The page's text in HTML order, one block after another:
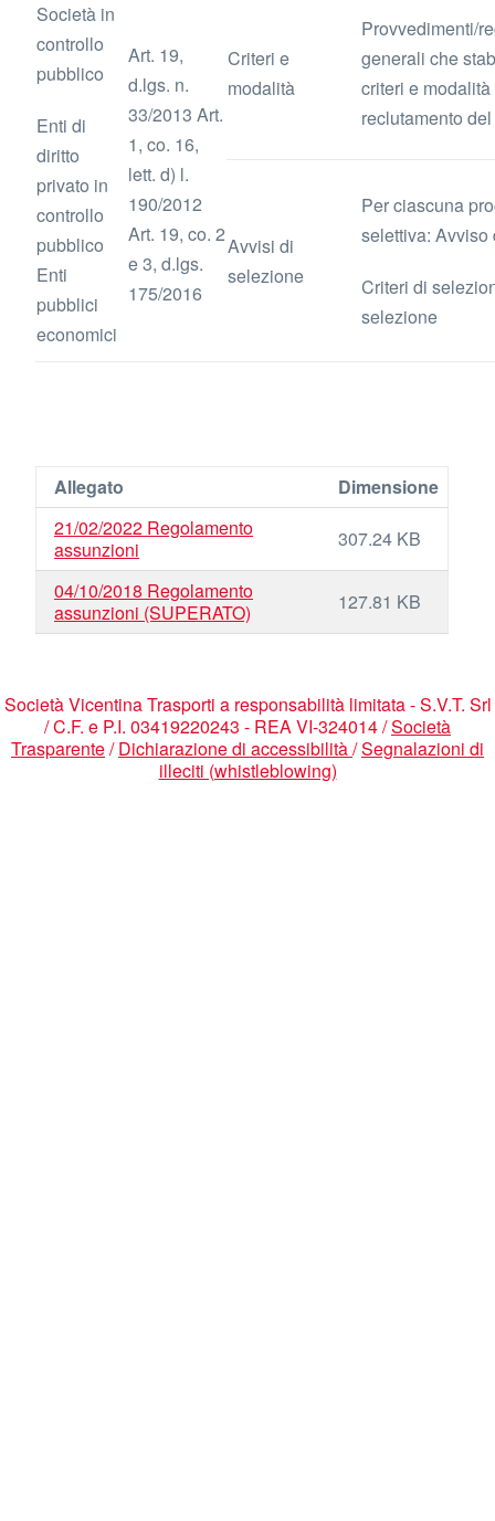
Società in
controllo
pubblico
Enti di
diritto
privato in
controllo
pubblico
Enti
pubblici
economici
Art. 19,
d.lgs. n.
33/2013 Art.
1, co. 16,
lett. d) l.
190/2012
Art. 19, co. 2
e 3, d.lgs.
175/2016
Criteri e
modalità
Provvedimenti/
generali che
criteri e
reclutamento
Avvisi di
selezione
Per ciascuna
selettiva:
Criteri di
selezione
Allegato
Dimensione
21/02/2022 Regolamento
assunzioni
307.24 KB
04/10/2018 Regolamento
assunzioni (SUPERATO)
127.81 KB
Società Vicentina Trasporti a responsabilità limitata - S.V.T. Srl
/ C.F. e P.I. 03419220243 - REA VI-324014 /Società
Trasparente/Dichiarazione di accessibilità/Segnalazioni di
illeciti (whistleblowing)